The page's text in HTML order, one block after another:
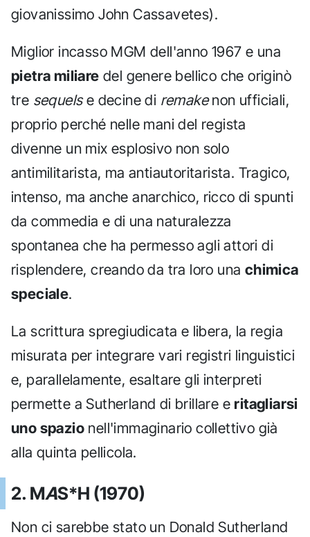
giovanissimo John Cassavetes).
Miglior incasso MGM dell'anno 1967 e una
pietra miliare del genere bellico che originò
tre sequelse decine di remakenon ufficiali,
proprio perché nelle mani del regista
divenne un mix esplosivo non solo
antimilitarista, ma antiautoritarista. Tragico,
intenso, ma anche anarchico, ricco di spunti
da commedia e di una naturalezza
spontanea che ha permesso agli attori di
risplendere, creando da tra loro una chimica
speciale.
La scrittura spregiudicata e libera, la regia
misurata per integrare vari registri linguistici
e, parallelamente, esaltare gli interpreti
permette a Sutherland di brillare e ritagliarsi
uno spazio nell'immaginario collettivo già
alla quinta pellicola.
2. MAS*H (1970)
Non ci sarebbe stato un Donald Sutherland